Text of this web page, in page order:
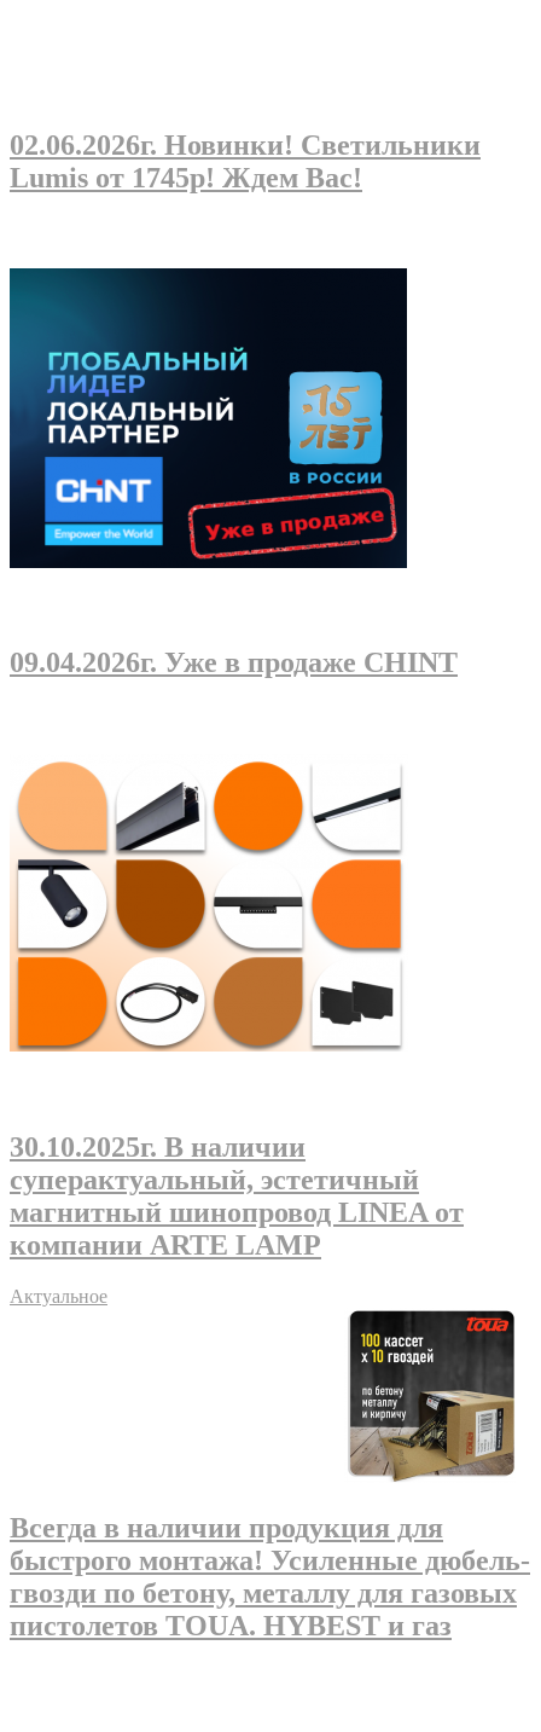
02.06.2026г. Новинки! Светильники
Lumis от 1745р! Ждем Вас!
09.04.2026г. Уже в продаже CHINT
30.10.2025г. В наличии
суперактуальный, эстетичный
магнитный шинопровод LINEA от
компании ARTE LAMP
Актуальное
Всегда в наличии продукция для
быстрого монтажа! Усиленные дюбель-
гвозди по бетону, металлу для газовых
пистолетов TOUA. HYBEST и газ